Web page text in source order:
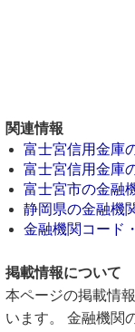
関連情報
富士宮信用金庫
富士宮信用金庫
富士宮市の金融
静岡県の金融機
金融機関コード
掲載情報について
本ページの掲載情
います。 金融機関